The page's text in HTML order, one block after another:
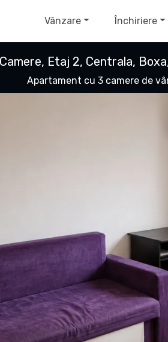
Vânzare Închiriere
Etaj 2, Centrala,
Apartament cu 3 camere de